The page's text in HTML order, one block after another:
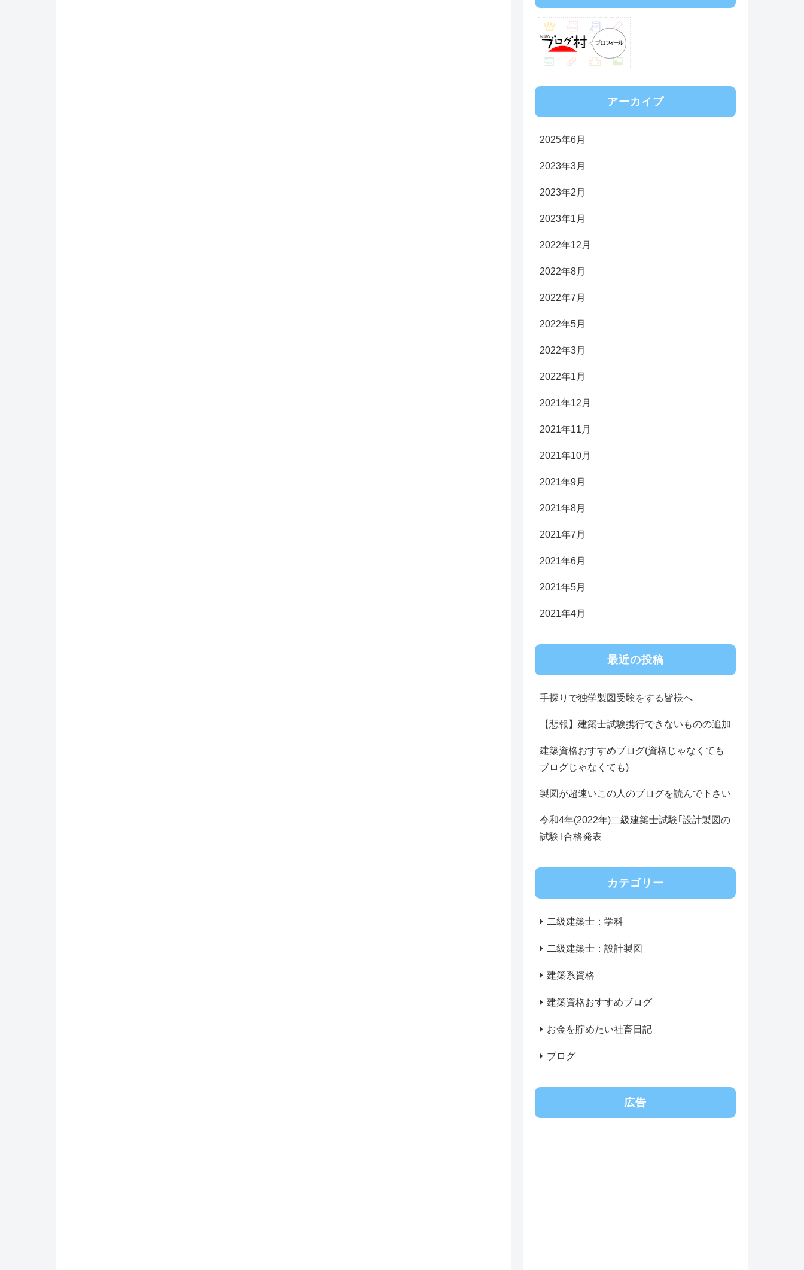
アーカイブ
2025年6月
2023年3月
2023年2月
2023年1月
2022年12月
2022年8月
2022年7月
2022年5月
2022年3月
2022年1月
2021年12月
2021年11月
2021年10月
2021年9月
2021年8月
2021年7月
2021年6月
2021年5月
2021年4月
最近の投稿
手探りで独学製図受験をする皆様へ
【悲報】建築士試験携行できないものの追加
建築資格おすすめブログ(資格じゃなくても
ブログじゃなくても)
製図が超速いこの人のブログを読んで下さい
令和4年(2022年)二級建築士試験｢設計製図の
試験｣合格発表
カテゴリー
二級建築士：学科
二級建築士：設計製図
建築系資格
建築資格おすすめブログ
お金を貯めたい社畜日記
ブログ
広告